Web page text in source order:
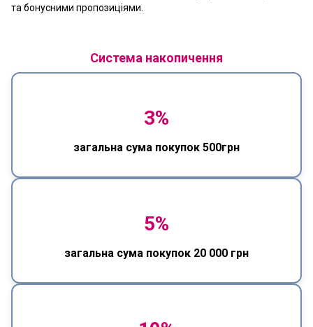
та бонусними пропозиціями.
Система накопичення
3%
загальна сума покупок 500грн
5%
загальна сума покупок 20 000 грн